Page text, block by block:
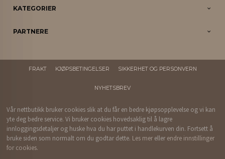
KATEGORIER
PARTNERE
FRAKT KJØPSBETINGELSER SIKKERHET OG PERSONVERN
NYHETSBREV
Vår nettbutikk bruker cookies slik at du får en bedre kjøpsopplevelse og vi kan
yte deg bedre service. Vi bruker cookies hovedsaklig til å lagre
innloggingsdetaljer og huske hva du har puttet i handlekurven din. Fortsett å
bruke siden som normalt om du godtar dette. Les mer eller endre innstillinger
for cookies.